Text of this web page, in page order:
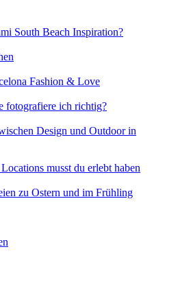
South Beach Inspiration?
Fashion & Love
fotografiere ich richtig?
Design und Outdoor in
musst du erlebt haben
zu Ostern und im Frühling